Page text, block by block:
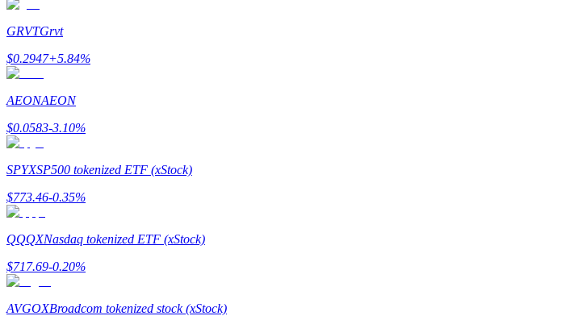
ข้อมูล
การวิเคราะห์ข้อมูลขนาดใหญ่ รวมถึงข้อมูลการค้า ฯลฯ
แนะนำ
GRVTGrvt
$0.2947+5.84%
AEONAEON
$0.0583-3.10%
SPYXSP500 tokenized ETF (xStock)
$773.46-0.35%
QQQXNasdaq tokenized ETF (xStock)
$717.69-0.20%
AVGOXBroadcom tokenized stock (xStock)